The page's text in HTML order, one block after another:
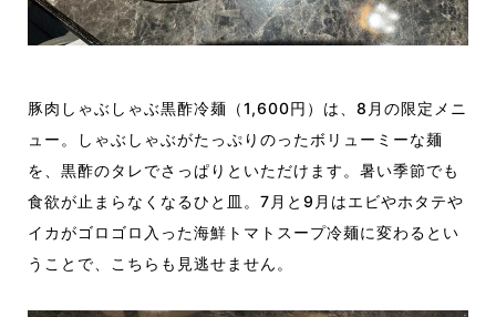
豚肉しゃぶしゃぶ黒酢冷麺（1,600円）は、8月の限定メニ
ュー。しゃぶしゃぶがたっぷりのったボリューミーな麺
を、黒酢のタレでさっぱりといただけます。暑い季節でも
食欲が止まらなくなるひと皿。7月と9月はエビやホタテや
イカがゴロゴロ入った海鮮トマトスープ冷麺に変わるとい
うことで、こちらも見逃せません。